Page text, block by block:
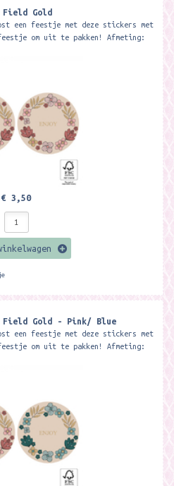
Gold
een feestje met deze stickers met
om uit te pakken! Afmeting:
€ 3,50
Field Gold - Pink/ Blue
een feestje met deze stickers met
om uit te pakken! Afmeting: